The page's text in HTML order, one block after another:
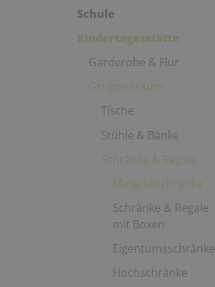
Schule
Kindertagesstätte
Garderobe & Flur
Gruppenraum
Tische
Stühle & Bänke
Schränke & Regale
Materialschränke
Schränke & Regale
mit Boxen
Eigentumsschränke
Hochschränke